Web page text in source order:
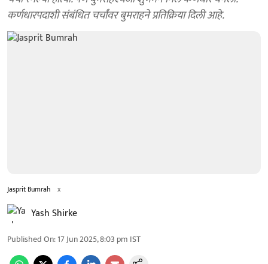
कर्णधारपदाशी संबंधित चर्चांवर बुमराहने प्रतिक्रिया दिली आहे.
Jasprit Bumrah x
Yash Shirke
Published On:17 Jun 2025, 8:03 pm IST